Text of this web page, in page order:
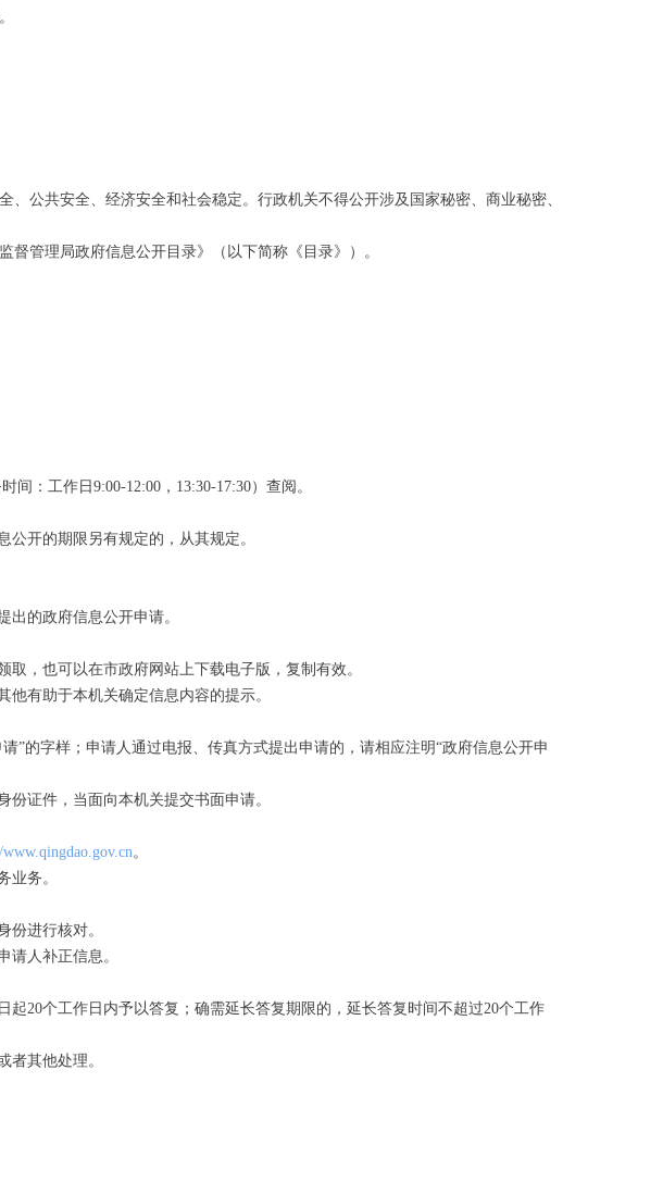
公共安全、经济安全和社会稳定。行政机关不得公开涉及国家秘密、商业秘密、
管理局政府信息公开目录》（以下简称《目录》）。
：工作日9:00-12:00，13:30-17:30）查阅。
开的期限另有规定的，从其规定。
的政府信息公开申请。
，也可以在市政府网站上下载电子版，复制有效。
有助于本机关确定信息内容的提示。
”的字样；申请人通过电报、传真方式提出申请的，请相应注明“政府信息公开申
证件，当面向本机关提交书面申请。
。
业务。
份进行核对。
请人补正信息。
20个工作日内予以答复；确需延长答复期限的，延长答复时间不超过20个工作
者其他处理。